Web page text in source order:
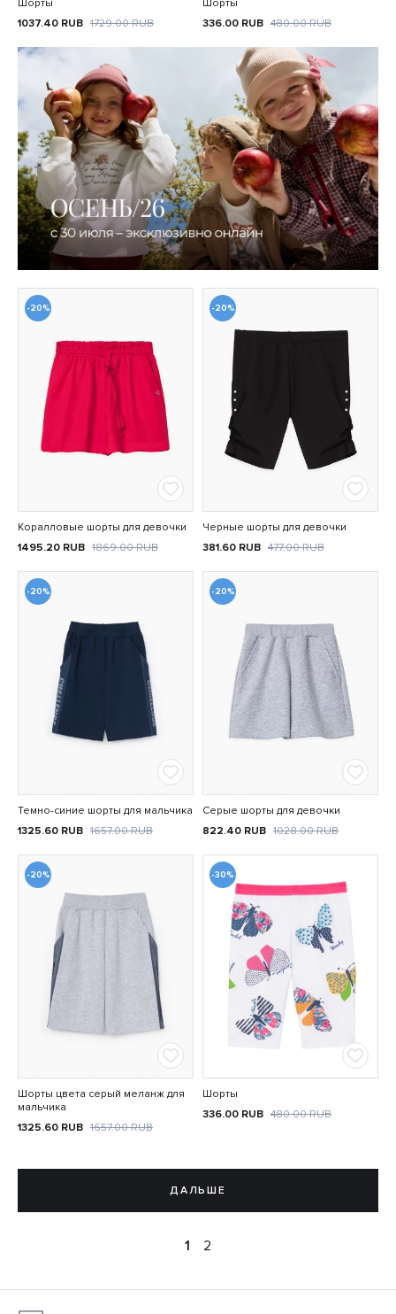
Шорты
1037.40 RUB 1729.00RUB
Шорты
336.00 RUB 480.00RUB
-20%
Коралловые шорты для девочки
1495.20 RUB 1869.00RUB
-20%
Черные шорты для девочки
381.60 RUB 477.00RUB
-20%
Темно-синие шорты для мальчика
1325.60 RUB 1657.00RUB
-20%
Серые шорты для девочки
822.40 RUB 1028.00RUB
-20%
Шорты цвета серый меланж для
мальчика
1325.60 RUB 1657.00RUB
-30%
Шорты
336.00 RUB 480.00RUB
ДАЛЬШЕ
1 2